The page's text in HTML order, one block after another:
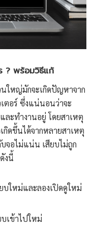
? พร้อมวิธีแก้
ใหญ่มักจะเกิดปัญหาจาก
ตอร์ ซึ่งแน่นอนว่าจะ
ละทำงานอยู่ โดยสาเหตุ
ดขึ้นได้จากหลายสาเหตุ
จอไม่แน่น เสียบไม่ถูก
งนี้
บใหม่และลองเปิดดูใหม่
เข้าไปใหม่